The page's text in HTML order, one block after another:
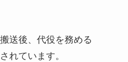
送後、代役を務める
れています。